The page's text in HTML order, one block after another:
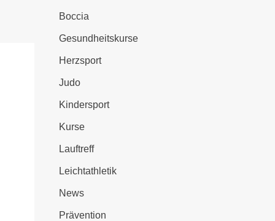
Boccia
Gesundheitskurse
Herzsport
Judo
Kindersport
Kurse
Lauftreff
Leichtathletik
News
Prävention